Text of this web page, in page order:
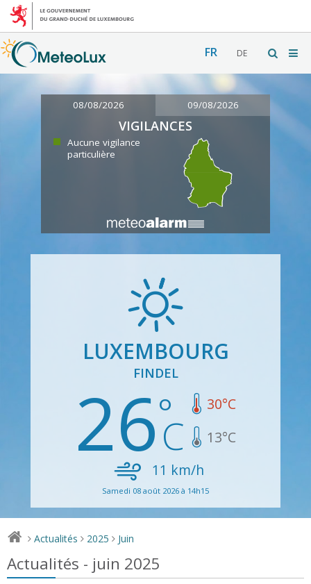
FR DE
08/08/2026 09/08/2026
VIGILANCES
Aucune vigilance
particulière
LUXEMBOURG
FINDEL
26 30°C
13°C
11 km/h
Samedi 08 août 2026 à 14h15
> Actualités > 2025 > Juin
Actualités - juin 2025